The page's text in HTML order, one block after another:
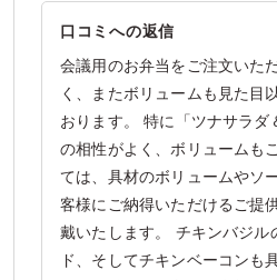
口コミへの返信
会議用のお弁当をご注文いた
く、またボリュームも見た目
おります。 特に「ツナサラ
の相性がよく、ボリュームも
ては、具材のボリュームやソ
客様にご納得いただけるご提
戴いたします。 チキンバジル
ド、そしてチキンベーコンも